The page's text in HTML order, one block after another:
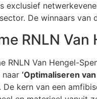
exclusief
De winnaars van
RNLN
RNLN Van Hengel-
‘Optimaliseren
. De kern van een